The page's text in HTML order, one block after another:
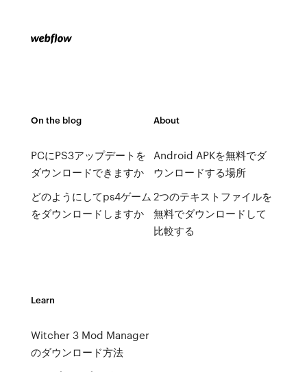
On the blog
PCにPS3アップデートを
ダウンロードできますか
どのようにしてps4ゲーム
をダウンロードしますか
About
Android APKを無料でダ
ウンロードする場所
2つのテキストファイルを
無料でダウンロードして
比較する
Learn
Witcher 3 Mod Manager
のダウンロード方法